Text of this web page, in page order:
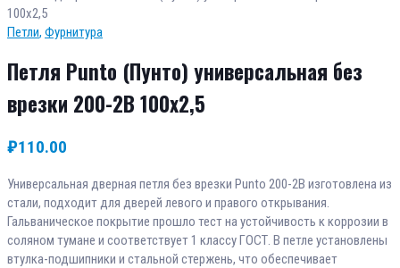
Петли, Фурнитура
Петля Punto (Пунто) универсальная без
врезки 200-2B 100x2,5
₽110.00
Универсальная дверная петля без врезки Punto 200-2B изготовлена из
стали, подходит для дверей левого и правого открывания.
Гальваническое покрытие прошло тест на устойчивость к коррозии в
соляном тумане и соответствует 1 классу ГОСТ. В петле установлены
втулка-подшипники и стальной стержень, что обеспечивает